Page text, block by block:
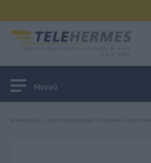
Μενού
ΑΡΧΙΚΉ ΣΕΛΊΔΑ ΑΚΟΥΣΤΙΚΆ ΚΕΦΑΛΉΣ ΕΝΣΎΡΜΑΤΑ ΑΚΟΥΣΤΙΚΆ